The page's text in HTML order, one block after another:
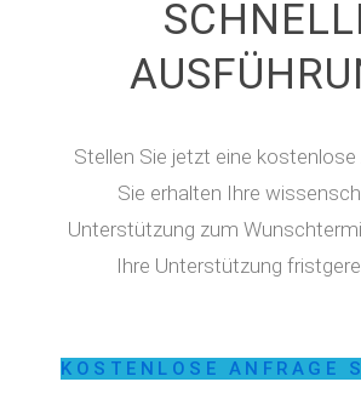
Stellen Sie jetzt eine kostenlose
Sie erhalten Ihre
Unterstützung zum
Ihre Unterstützung
KOSTENLOSE ANFRAGE